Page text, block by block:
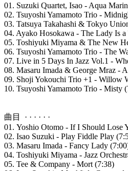
01. Suzuki Quartet, Isao - Aqua
02. Tsuyoshi Yamamoto Trio -
03. Tatsuya Takahashi & Tokyo
04. Ayako Hosokawa - The Lady Is
05. Toshiyuki Miyama & The New
06. Tsuyoshi Yamamoto Trio - The
07. Live in 5 Days In Jazz Vol.1 -
08. Masaru Imada & George Mraz -
09. Shoji Yokouchi Trio +1 - Willow
10. Tsuyoshi Yamamoto Trio - Misty
曲目 · · · · · ·
01. Yoshio Otomo - If I Should Lose
02. Isao Suzuki - Play Fiddle Play
03. Masaru Imada - Fancy Lady
04. Toshiyuki Miyama - Jazz
05. Tee & Company - Mort (7:38)